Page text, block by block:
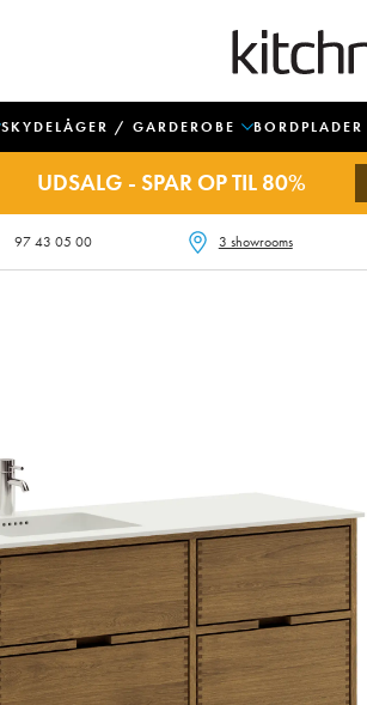
SKYDELÅGER / GARDEROBE BORDPLADER
UDSALG - SPAR OP TIL 80%
97 43 05 00 3 showrooms